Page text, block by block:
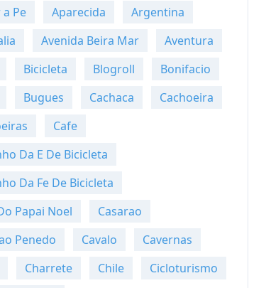
Pe
Aparecida
Argentina
Avenida Beira Mar
Aventura
Bicicleta Blogroll
Bonifacio
Bugues Cachaca
Cachoeira
Cafe
Da E De Bicicleta
Da Fe De Bicicleta
Papai Noel
Casarao
Penedo
Cavalo
Cavernas
Charrete Chile
Cicloturismo